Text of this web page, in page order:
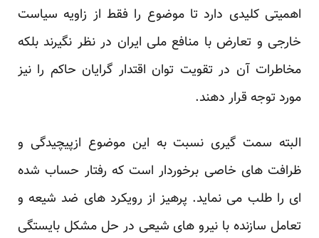
اهمیتی کلیدی دارد تا موضوع را فقط از زاویه سیاست
خارجی و تعارض با منافع ملی ایران در نظر نگیرند بلکه
مخاطرات آن در تقویت توان اقتدار گرایان حاکم را نیز
مورد توجه قرار دهند.
البته سمت گیری نسبت به این موضوع ازپیچیدگی و
ظرافت های خاصی برخوردار است که رفتار حساب شده
ای را طلب می نماید. پرهیز از رویکرد های ضد شیعه و
تعامل سازنده با نیرو های شیعی در حل مشکل بایستگی